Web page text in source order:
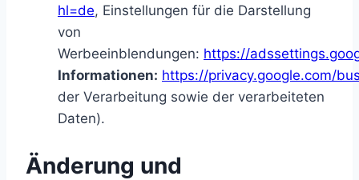
hl=de, Einstellungen für die Darstellung
von
Werbeeinblendungen: https://
Informationen: https://privacy.google.com/
der Verarbeitung sowie der verarbeiteten
Daten).
Änderung und